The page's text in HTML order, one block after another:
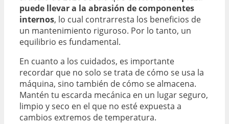
puede llevar a la abrasión de componentes
internos, lo cual contrarresta los beneficios de
un mantenimiento riguroso. Por lo tanto, un
equilibrio es fundamental.
En cuanto a los cuidados, es importante
recordar que no solo se trata de cómo se usa la
máquina, sino también de cómo se almacena.
Mantén tu escarda mecánica en un lugar seguro,
limpio y seco en el que no esté expuesta a
cambios extremos de temperatura.